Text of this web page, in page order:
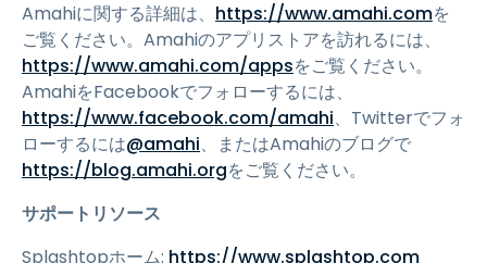
Amahiに関する詳細は、 https://www.amahi.comを
ご覧ください。Amahiのアプリストアを訪れるには、
https://www.amahi.com/appsをご覧ください。
AmahiをFacebookでフォローするには、
https://www.facebook.com/amahi、Twitterでフォ
ローするには@amahi、またはAmahiのブログで
https://blog.amahi.orgをご覧ください。
サポートリソース
Splashtopホーム: https://www.splashtop.com